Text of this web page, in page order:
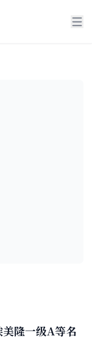
美隆一级A等名